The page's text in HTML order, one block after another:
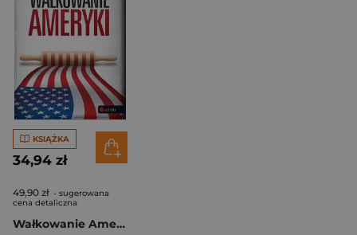
KSIĄŻKA
34,94 zł
49,90 zł - sugerowana
cena detaliczna
Wałkowanie Ameryki